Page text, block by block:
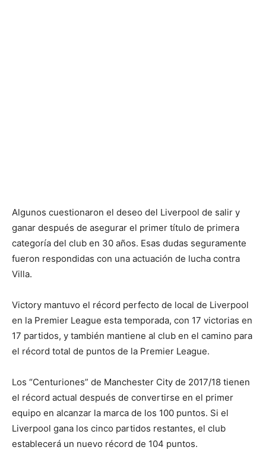
Algunos cuestionaron el deseo del Liverpool de salir y
ganar después de asegurar el primer título de primera
categoría del club en 30 años. Esas dudas seguramente
fueron respondidas con una actuación de lucha contra
Villa.
Victory mantuvo el récord perfecto de local de Liverpool
en la Premier League esta temporada, con 17 victorias en
17 partidos, y también mantiene al club en el camino para
el récord total de puntos de la Premier League.
Los “Centuriones” de Manchester City de 2017/18 tienen
el récord actual después de convertirse en el primer
equipo en alcanzar la marca de los 100 puntos. Si el
Liverpool gana los cinco partidos restantes, el club
establecerá un nuevo récord de 104 puntos.